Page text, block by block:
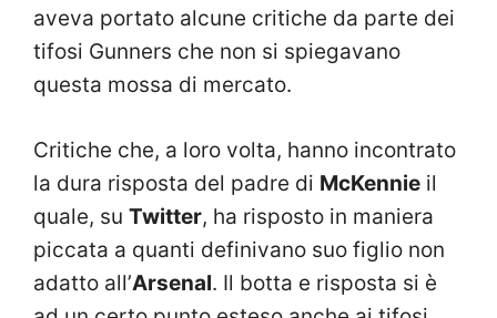
aveva portato alcune critiche da parte dei
tifosi Gunners che non si spiegavano
questa mossa di mercato.
Critiche che, a loro volta, hanno incontrato
la dura risposta del padre di McKennie il
quale, su Twitter, ha risposto in maniera
piccata a quanti definivano suo figlio non
adatto all’Arsenal. Il botta e risposta si è